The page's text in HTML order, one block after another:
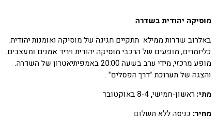
יהודית בשדרה
שדרות ממילא תתקיים חגיגה של מוסיקה ואומנות יהודית.
מופעים של הרכבי מוסיקה יהודית ויריד אמנים ומעצבים.
מופע מרכזי, מידי ערב בשעה 20:00 באמפיתיאטרון של השדרה.
של תערוכת "דרך הפסלים" .
ראשון-חמישי,8-4 באוקטובר
כניסה ללא תשלום